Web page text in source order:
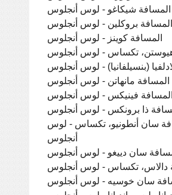
المسافة شيكاغو - لوس أنجلوس
المسافة بروكلين - لوس أنجلوس
المسافة كوينز - لوس أنجلوس
تكساس - لوس أنجلوس
(بنسيلفانيا) - لوس أنجلوس
المسافة مانهاتن - لوس أنجلوس
المسافة فينيكس - لوس أنجلوس
ذا برونكس - لوس أنجلوس
سان أنطونيو، تكساس - لوس
أنجلوس
سان دييغو - لوس أنجلوس
دالاس، تكساس - لوس أنجلوس
سان خوسيه - لوس أنجلوس